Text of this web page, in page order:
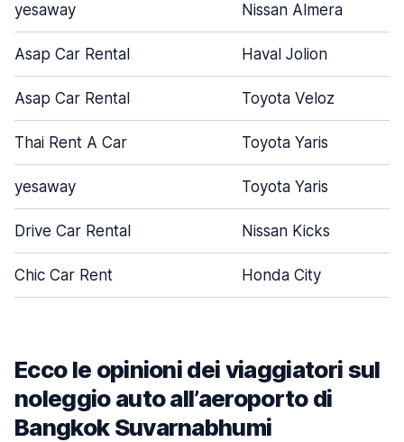
yesaway Nissan Almera
Asap Car Rental Haval Jolion
Asap Car Rental Toyota Veloz
Thai Rent A Car Toyota Yaris
yesaway Toyota Yaris
Drive Car Rental Nissan Kicks
Chic Car Rent Honda City
Ecco le opinioni dei viaggiatori sul
noleggio auto all’aeroporto di
Bangkok Suvarnabhumi